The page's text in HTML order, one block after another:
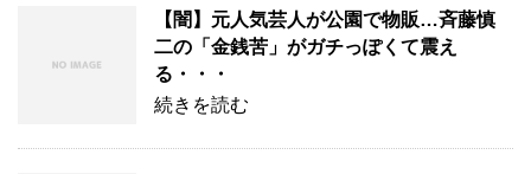
【闇】元人気芸人が公園で物販…斉藤慎
二の「金銭苦」がガチっぽくて震え
る・・・
続きを読む